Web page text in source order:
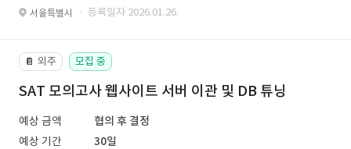
서울특별시 · 등록일자 2026.01.26.
📔 외주 모집 중
SAT 모의고사 웹사이트 서버 이관 및 DB 튜닝
예상 금액
협의 후 결정
예상 기간
30일